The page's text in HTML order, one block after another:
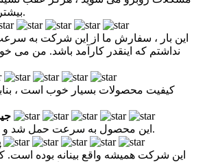
بیشتر و شجاع تر می شوید.
این بار ، سفارش ما از این شرکت به
نداشتم که اینقدر کارآمد باشد. من می
کیفیت محصولات بسیار خوب است ،
این محصول به سرعت حمل شد و من آن را دوست دارم.
این شرکت همیشه واقع بینانه بوده